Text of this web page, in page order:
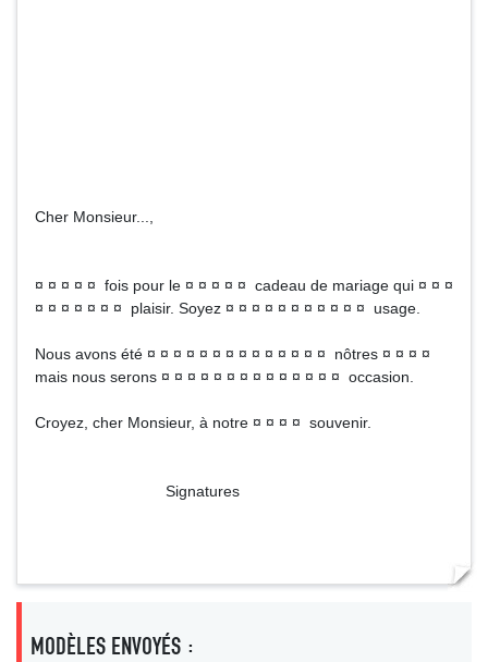
Cher Monsieur...,
¤ ¤ ¤ ¤ ¤ fois pour le ¤ ¤ ¤ ¤ ¤ cadeau de mariage qui ¤ ¤ ¤
¤ ¤ ¤ ¤ ¤ ¤ ¤ plaisir. Soyez ¤ ¤ ¤ ¤ ¤ ¤ ¤ ¤ ¤ ¤ ¤ usage.
Nous avons été ¤ ¤ ¤ ¤ ¤ ¤ ¤ ¤ ¤ ¤ ¤ ¤ ¤ ¤ nôtres ¤ ¤ ¤ ¤
mais nous serons ¤ ¤ ¤ ¤ ¤ ¤ ¤ ¤ ¤ ¤ ¤ ¤ ¤ ¤ occasion.
Croyez, cher Monsieur, à notre ¤ ¤ ¤ ¤ souvenir.
Signatures
MODÈLES ENVOYÉS :